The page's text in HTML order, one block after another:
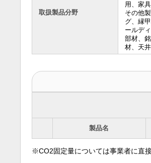
取扱製品分野
用、家
その他
グ、縁
ールデ
部材、
材、天
製品名
※CO2固定量については事業者に直